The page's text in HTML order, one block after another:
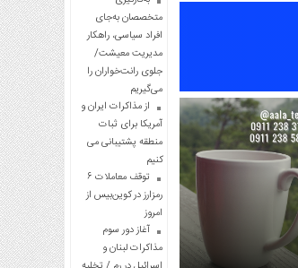
متخصصان به‌جای
افراد سیاسی، راهکار
مدیریت معیشت/
جلوی رانت‌خواران را
می‌گیریم
از مذاکرات ایران و
آمریکا برای ثبات
منطقه پشتیبانی می
کنیم
توقف معاملات ۶
رمزارز در کوین‌بیس از
امروز
آغاز دور سوم
مذاکرات لبنان و